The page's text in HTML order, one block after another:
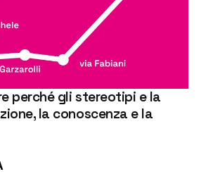
perché gli stereotipi e la
la conoscenza e la